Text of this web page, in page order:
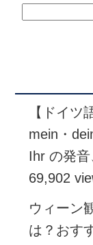
【ドイツ
mein・
Ihr の発
69,902
ウィーン
は？おす